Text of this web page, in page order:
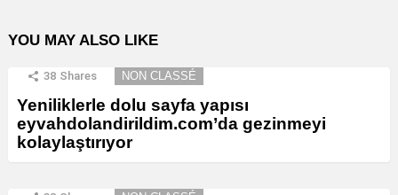
YOU MAY ALSO LIKE
38 Shares NON CLASSÉ
Yeniliklerle dolu sayfa yapısı
eyvahdolandirildim.com’da gezinmeyi
kolaylaştırıyor